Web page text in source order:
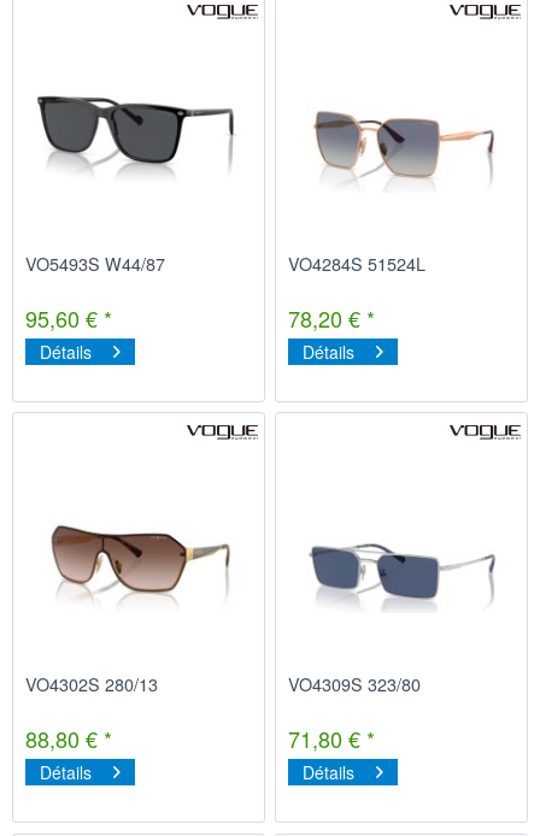
VO5493S W44/87
95,60 € *
Détails
VO4284S 51524L
78,20 € *
Détails
VO4302S 280/13
88,80 € *
Détails
VO4309S 323/80
71,80 € *
Détails